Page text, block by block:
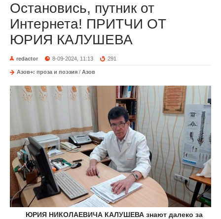
Остановись, путник от
Интернета! ПРИТЧИ ОТ
ЮРИЯ КАЛУШЕВА
redactor 8-09-2024, 11:13 291
Азов+: проза и поэзия / Азов
ЮРИЯ НИКОЛАЕВИЧА КАЛУШЕВА знают далеко за